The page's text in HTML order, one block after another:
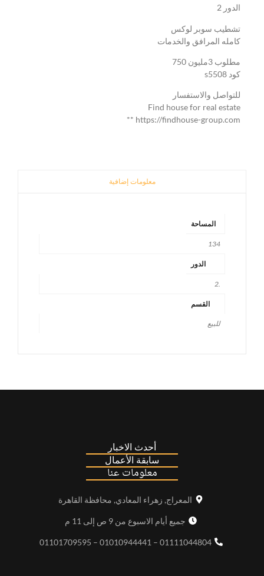
الدور 2
تشطيب سوبر لوكس
كامله المرافق والخدمات
مطلوب 3مليون 750
كود s5508
للتواصل والاستفسار
Find house for real estate
https://findhouse-group.com **
معلومات إضافية
المساحة
134
الدور
القسم
للبيع
أحدث الاخبار
سابقة الأعمال
معلومات عنا
المعراج, زهراء المعادي, محافظة القاهرة
جميع أيام الاسبوع من 9 ص إلى 11 م
01111044804 – 01010944441 – 01101709595